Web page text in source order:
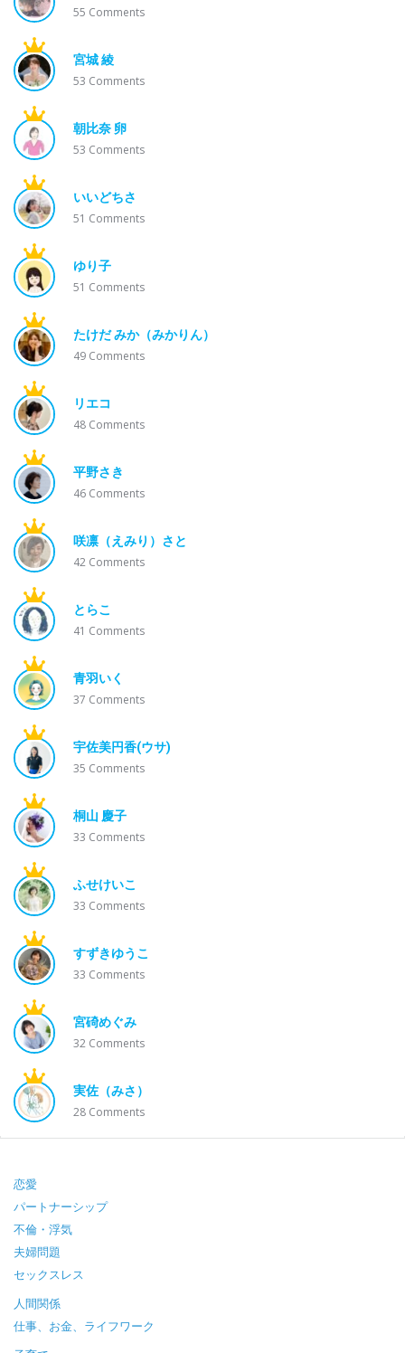
55 Comments
宮城 綾
53 Comments
朝比奈 卵
53 Comments
いいどちさ
51 Comments
ゆり子
51 Comments
たけだ みか（みかりん）
49 Comments
リエコ
48 Comments
平野さき
46 Comments
咲凛（えみり）さと
42 Comments
とらこ
41 Comments
青羽いく
37 Comments
宇佐美円香(ウサ)
35 Comments
桐山 慶子
33 Comments
ふせけいこ
33 Comments
すずきゆうこ
33 Comments
宮碕めぐみ
32 Comments
実佐（みさ）
28 Comments
Footer
恋愛
パートナーシップ
不倫・浮気
夫婦問題
セックスレス
人間関係
仕事、お金、ライフワーク